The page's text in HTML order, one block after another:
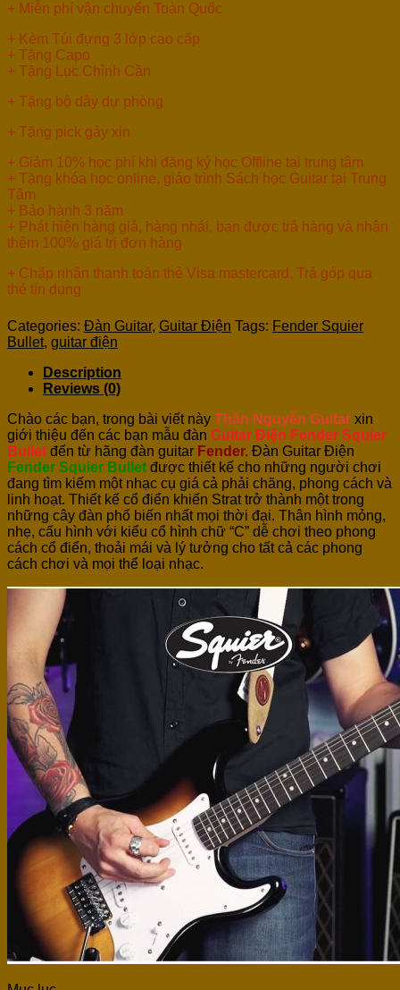
+ Miễn phí vận chuyển Toàn Quốc
+ Kèm Túi đựng 3 lớp cao cấp
+ Tặng Capo
+ Tặng Lục Chỉnh Cần
+ Tặng bộ dây dự phòng
+ Tặng pick gảy xịn
+ Giảm 10% học phí khi đăng ký học Offline tại trung tâm
+ Tặng khóa học online, giáo trình Sách học Guitar tại Trung
Tâm
+ Bảo hành 3 năm
+ Phát hiện hàng giả, hàng nhái, bạn được trả hàng và nhận
thêm 100% giá trị đơn hàng
+ Chấp nhận thanh toán thẻ Visa mastercard, Trả góp qua
thẻ tín dụng
Categories: Đàn Guitar, Guitar Điện Tags: Fender Squier
Bullet, guitar điện
Description
Reviews (0)
Chào các bạn, trong bài viết này Thân Nguyễn Guitar xin
giới thiệu đến các bạn mẫu đàn Guitar Điện Fender Squier
Bullet đến từ hãng đàn guitar Fender. Đàn Guitar Điện
Fender Squier Bullet được thiết kế cho những người chơi
đang tìm kiếm một nhạc cụ giá cả phải chăng, phong cách và
linh hoạt. Thiết kế cổ điển khiến Strat trở thành một trong
những cây đàn phổ biến nhất mọi thời đại. Thân hình mỏng,
nhẹ, cấu hình với kiểu cổ hình chữ “C” dễ chơi theo phong
cách cổ điển, thoải mái và lý tưởng cho tất cả các phong
cách chơi và mọi thể loại nhạc.